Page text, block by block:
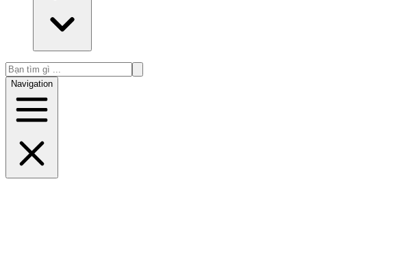
Navigation